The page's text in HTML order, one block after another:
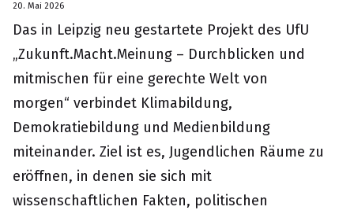
20. Mai 2026
Das in Leipzig neu gestartete Projekt des UfU
„Zukunft.Macht.Meinung – Durchblicken und
mitmischen für eine gerechte Welt von
morgen“ verbindet Klimabildung,
Demokratiebildung und Medienbildung
miteinander. Ziel ist es, Jugendlichen Räume zu
eröffnen, in denen sie sich mit
wissenschaftlichen Fakten, politischen